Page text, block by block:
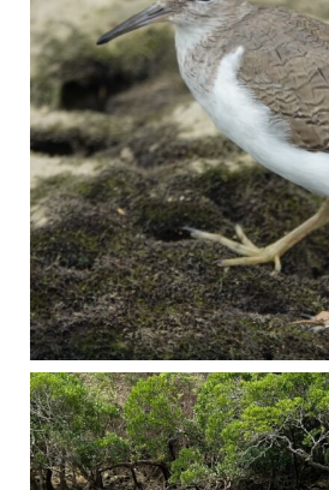
4月に入り、新人教育の為カヤックから落ちた際の救助の実技練習の風景です。 一人前の